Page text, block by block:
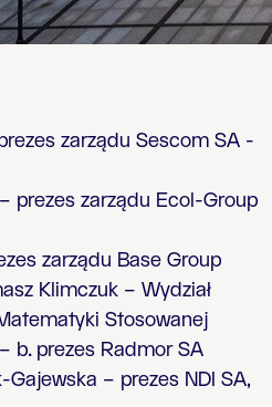
zarządu Sescom SA -
prezes zarządu Ecol-Group
zarządu Base Group
Klimczuk – Wydział
Stosowanej
b. prezes Radmor SA
Gajewska – prezes NDI SA,